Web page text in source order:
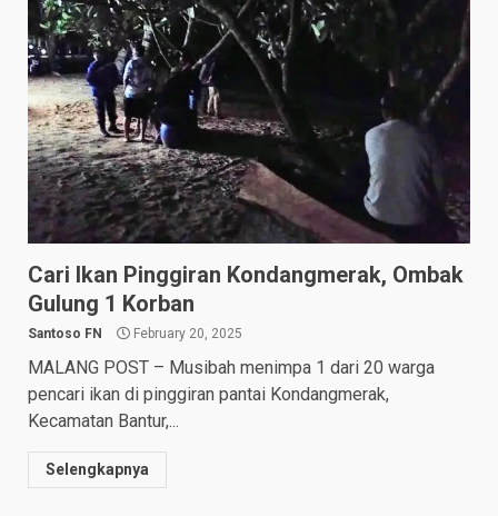
Cari Ikan Pinggiran Kondangmerak, Ombak
Gulung 1 Korban
Santoso FN February 20, 2025
MALANG POST – Musibah menimpa 1 dari 20 warga
pencari ikan di pinggiran pantai Kondangmerak,
Kecamatan Bantur,...
Selengkapnya